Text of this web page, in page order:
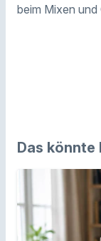
beim Mixen und
Das könnte